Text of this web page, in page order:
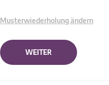
Musterwiederholung ändern
WEITER